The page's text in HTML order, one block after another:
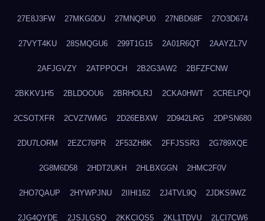
27E8J3FW 27MKG0DU 27MNQPU0 27NBD68F 27O3D674
27VYT4KU 28SMQGU6 299T1G15 2A01R6QT 2AAYZL7V
2AFJGVZY 2ATPPOCH 2B2G3AW2 2BFZFCNW
2BKKV1H5 2BLDOOU6 2BRHOLRJ 2CKA0HWT 2CRELPQI
2CSOTXFR 2CVZ7WMG 2D26EBXW 2D942LRG 2DPSN680
2DU7LORM 2EZC76PR 2F53ZH8K 2FFJSSR3 2G789XQE
2G8M6D58 2HDT2UKH 2HLBXGGN 2HMC2F0V
2HO7QAUP 2HYWPJNU 2IIHI162 2J4TVL9Q 2JDKS9WZ
2JG4QYDE 2JSJLGSQ 2KKCIQS5 2KL1TDVU 2LCI7CW6